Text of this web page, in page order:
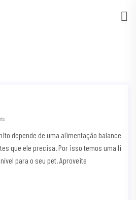
depende de uma alimentação balance
que ele precisa. Por isso temos uma li
para o seu pet. Aproveite